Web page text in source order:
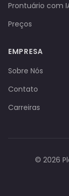
Prontuário com
Preços
EMPRESA
Sobre Nós
Contato
Carreiras
© 2026